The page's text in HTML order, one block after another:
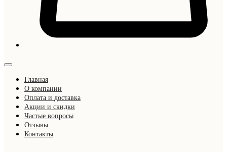
Главная
О компании
Оплата и доставка
Акции и скидки
Частые вопросы
Отзывы
Контакты